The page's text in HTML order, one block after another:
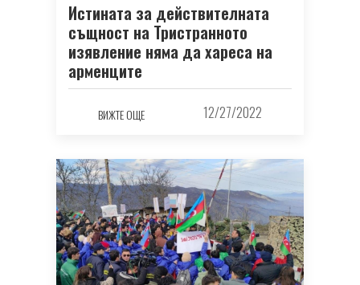
Истината за действителната
същност на Тристранното
изявление няма да хареса на
арменците
ВИЖТЕ ОЩЕ 12/27/2022